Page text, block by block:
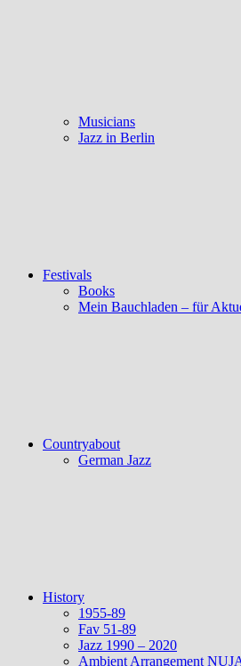
Musicians
Jazz in Berlin
Festivals
Books
Mein Bauchladen – für
Countryabout
German Jazz
History
1955-89
Fav 51-89
Jazz 1990 – 2020
Ambient Arrangement